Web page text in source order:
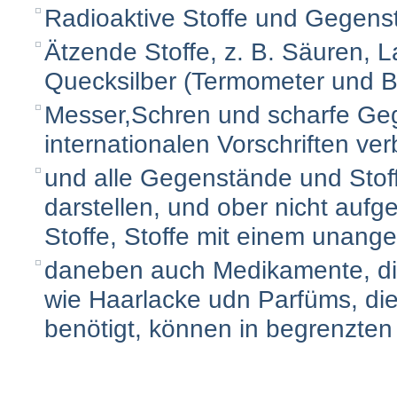
Radioaktive Stoffe und
Ätzende Stoffe, z. B. Säuren,
Quecksilber (Termometer und
Messer,Schren und scharfe
internationalen Vorschriften
und alle Gegenstände und
darstellen, und ober nicht
Stoffe, Stoffe mit einem
daneben auch Medikamente,
wie Haarlacke udn Parfüms,
benötigt, können in